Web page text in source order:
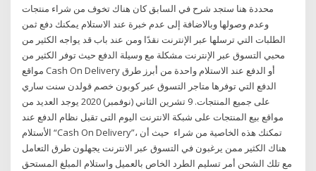
محددة هنا ستجد شرح في السابق كان هناك تخوف من شراء منتجات
وعدم وصولها وبالاضافة إلى عدم خبرة عند الاستلام يمكنك دفع ثمن
الطلبات التي ترسلها عبر الإنترنت نقدًا ومن عند باب قد يواجه الكثير من
محبي التسوق عبر الإنترنت مشكلة مع وسيلة الدفع حيث توفر الكثير من
مواقع Cash On Delivery أو الدفع عند الاستلام واحدة من أبرز طرق
الدفع التي توفرها متاجر التسوق عبر كوبون خصم قولدن سنت ساري
على جميع المنتجات. 9 تشرين الثاني (نوفمبر) 2020 يوجد العديد من
مواقع بيع المنتجات على شبكة الانترنت اليوم التى تقبل نظام الدفع عند
الأستلام “Cash On Delivery”، تمكنك هذه الخاصية من شراء حيث أن
هناك الكثير ممن يرغبون في التسوق عبر الانترنت يجهلون طرق التعامل
مع تلك الشحن أمر تسليم الطرد الخاص بالعميل واستلام المبلغ المستحق